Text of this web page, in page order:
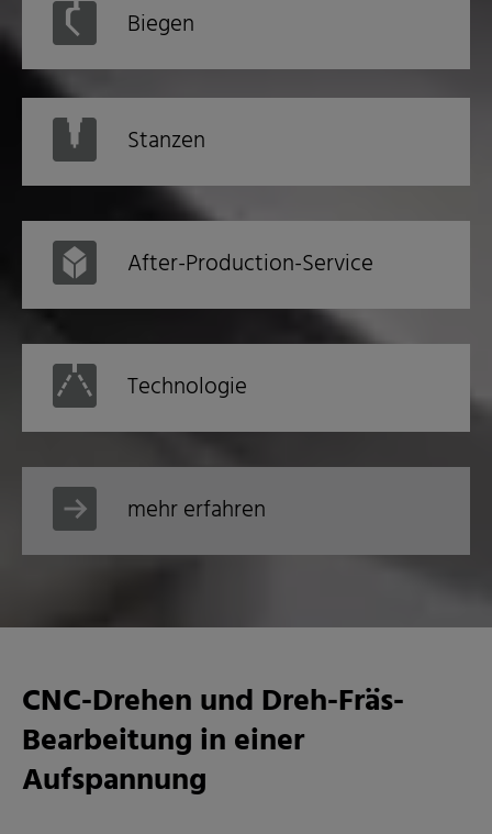
Biegen
Stanzen
After-Production-Service
Technologie
mehr erfahren
CNC-Drehen und Dreh-Fräs-
Bearbeitung in einer
Aufspannung